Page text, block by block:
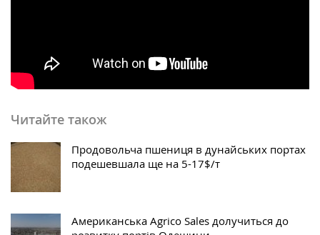
Читайте також
Продовольча пшениця в дунайських портах
подешевшала ще на 5-17$/т
Американська Agrico Sales долучиться до